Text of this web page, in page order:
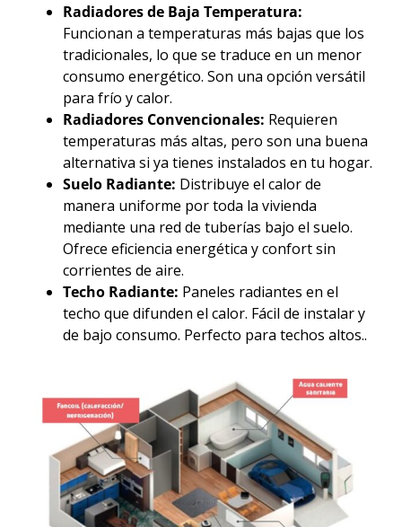
Radiadores de Baja Temperatura:
Funcionan a temperaturas más bajas que los
tradicionales, lo que se traduce en un menor
consumo energético. Son una opción versátil
para frío y calor.
Radiadores Convencionales: Requieren
temperaturas más altas, pero son una buena
alternativa si ya tienes instalados en tu hogar.
Suelo Radiante: Distribuye el calor de
manera uniforme por toda la vivienda
mediante una red de tuberías bajo el suelo.
Ofrece eficiencia energética y confort sin
corrientes de aire.
Techo Radiante: Paneles radiantes en el
techo que difunden el calor. Fácil de instalar y
de bajo consumo. Perfecto para techos altos..